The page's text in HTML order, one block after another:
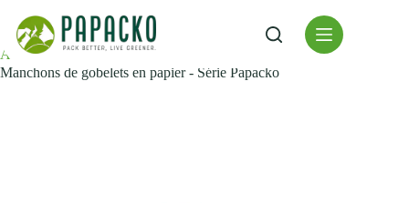
content
Accueil
Accessoires d'emballage
Manchons de gobelets en papier - Série Papacko